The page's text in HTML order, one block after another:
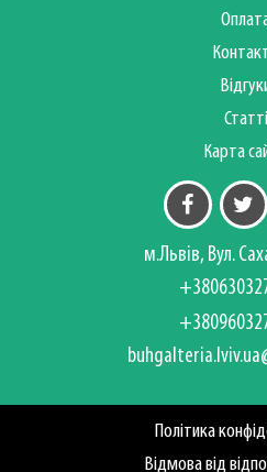
Статті
Карта
м.Львів, Вул.
Політика
Відмова від